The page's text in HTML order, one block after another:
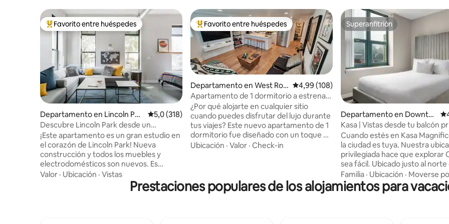
Favorito entre los huéspedes más destacados
Favorito entre huéspedes
Departamento en Lincoln Par
k
Calificación promedio: 5,0 de 5. 318 evaluaciones
5,0 (318)
Descubre Lincoln Park desde un
apartamento elegante
¡Este apartamento es un gran estudio en
el corazón de Lincoln Park! Nueva
construcción y todos los muebles y
electrodomésticos son nuevos. Es
perfecto para una pareja... pero también
pueden dormir 3-4 personas en un viaje
de chicas o una familia con niños
Valor · Ubicación · Vistas
Favorito entre los huéspedes más destacados
Favorito entre huéspedes
Departamento en West Rog
ers Park
Calificación promedio: 4,99 de 5. 108
4,99 (108)
Apartamento de 1 dormitorio a estrenar:
confort de lujo con baño de hidromasaje
¿Por qué alojarte en cualquier sitio
cuando puedes disfrutar del lujo durante
tus viajes? Este nuevo apartamento de 1
dormitorio fue diseñado con un toque de
elegancia y ofrece servicios para que tu
ducha a ras de suelo, dormitorio
separado con cama tamaño queen
Ubicación · Valor · Check-in
Superanfitrión
Superanfitrión
Departamento en Downto
wn Chicago
Kasa | Vistas desde tu balcón
Chicago
Cuando estés en Kasa
la ciudad es tuya. Nuestra
privilegiada hace que explorar
sea fácil. Ubicado justo al norte
centro de Chicago, estarás a
pasos de Oak Street Beach, a
pasos de Michigan Avenue y
Familia · Ubicación · Moverse
Prestaciones populares de los alojamientos para